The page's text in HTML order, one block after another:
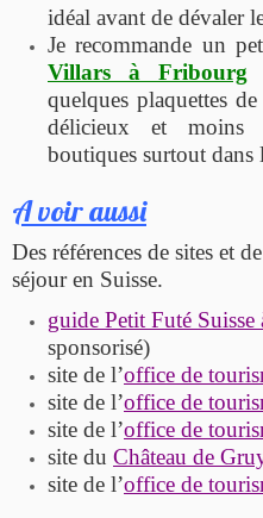
idéal avant de dévaler
Je recommande un
Villars à Fribourg
quelques plaquettes
délicieux et moins
boutiques surtout dans
A voir aussi
Des références de sites et
séjour en Suisse.
guide Petit Futé Suisse
sponsorisé)
site de l’office de
site de l’office de
site de l’office de
site du Château de
site de l’office de